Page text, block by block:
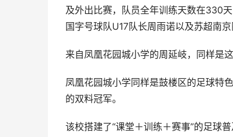
及外出比赛，队员全年训练天数在330
国字号球队U17队长周雨诺以及苏超南京
来自凤凰花园城小学的周延岐，同样是
凤凰花园城小学同样是鼓楼区的足球特
的双料冠军。
该校搭建了“课堂＋训练＋赛事”的足球